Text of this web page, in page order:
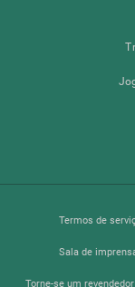
Termos de
Sala de
Torne-se um revendedor